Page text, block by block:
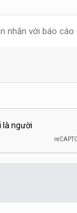
nhắn với báo cáo